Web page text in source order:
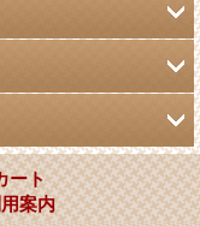
ート
案内